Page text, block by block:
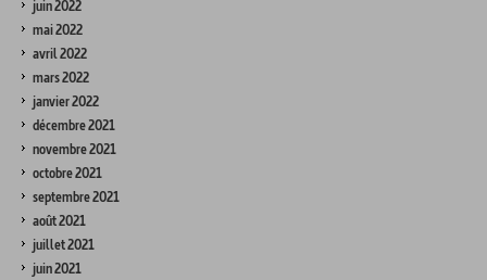
juin 2022
mai 2022
avril 2022
mars 2022
janvier 2022
décembre 2021
novembre 2021
octobre 2021
septembre 2021
août 2021
juillet 2021
juin 2021